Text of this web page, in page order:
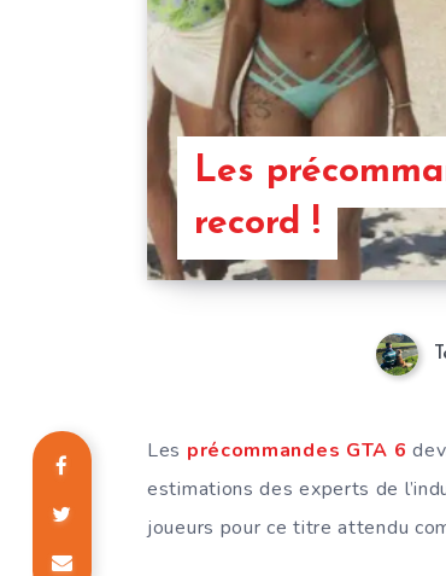
Les
record !
Les précommandes GTA 6
estimations des experts de
joueurs pour ce titre attendu